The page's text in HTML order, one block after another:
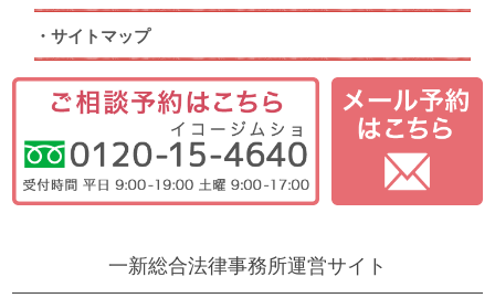
サイトマップ
一新総合法律事務所運営サイト